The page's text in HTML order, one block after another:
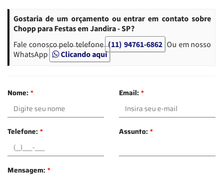
Gostaria de um orçamento ou entrar em contato sobre
Chopp para Festas em Jandira - SP?
Fale conosco pelo telefone (11) 94761-6862 Ou em nosso
WhatsApp
Clicando aqui
Nome:* Email:*
Telefone:* Assunto:*
Mensagem:*